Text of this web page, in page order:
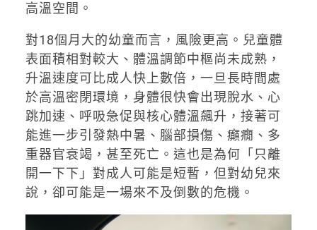
高溫空間。
對18個月大的幼童而言，風險更高。兒童體
表面積相對較大、體溫調節中樞尚未成熟，
升溫速度可比成人快上數倍，一旦長時間處
於高溫密閉環境，身體很快會出現脫水、心
跳加速、呼吸急促與核心體溫飆升，接著可
能進一步引發熱中暑、腦部損傷、癲癇、多
重器官衰竭，甚至死亡。這也是為何「只離
開一下下」對成人可能是短暫，但對幼兒來
說，卻可能是一場來不及倒數的危機。